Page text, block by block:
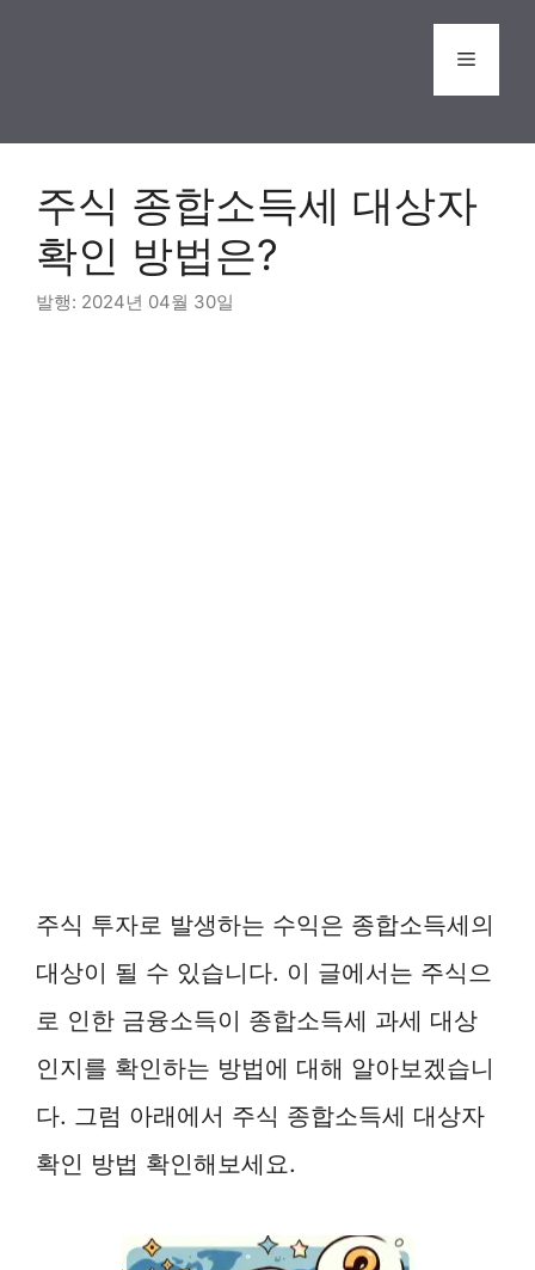
Menu
주식 종합소득세 대상자
확인 방법은?
2024년 04월 30일
주식 투자로 발생하는 수익은 종합소득세의
대상이 될 수 있습니다. 이 글에서는 주식으
로 인한 금융소득이 종합소득세 과세 대상
인지를 확인하는 방법에 대해 알아보겠습니
다. 그럼 아래에서 주식 종합소득세 대상자
확인 방법 확인해보세요.